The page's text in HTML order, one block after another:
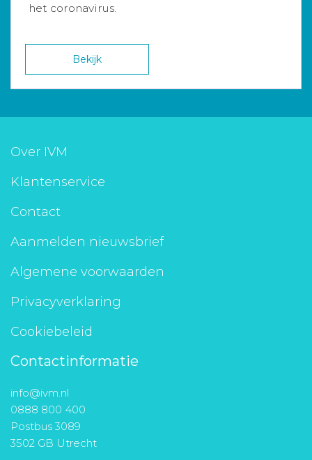
het coronavirus.
Bekijk
Over IVM
Klantenservice
Contact
Aanmelden nieuwsbrief
Algemene voorwaarden
Privacyverklaring
Cookiebeleid
Contactinformatie
info@ivm.nl
0888 800 400
Postbus 3089
3502 GB Utrecht